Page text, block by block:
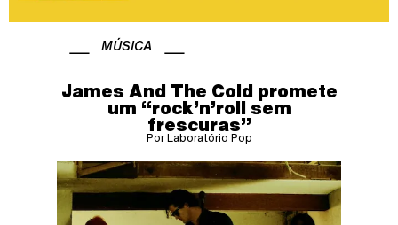
MÚSICA
James And The Cold promete
um “rock’n’roll sem
frescuras”
Por Laboratório Pop